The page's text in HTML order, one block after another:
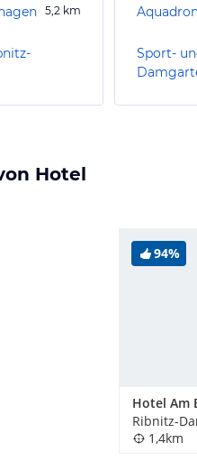
5,2 km
Sport-
Hotel
94%
Hotel Am
Ribnitz-
1,4km